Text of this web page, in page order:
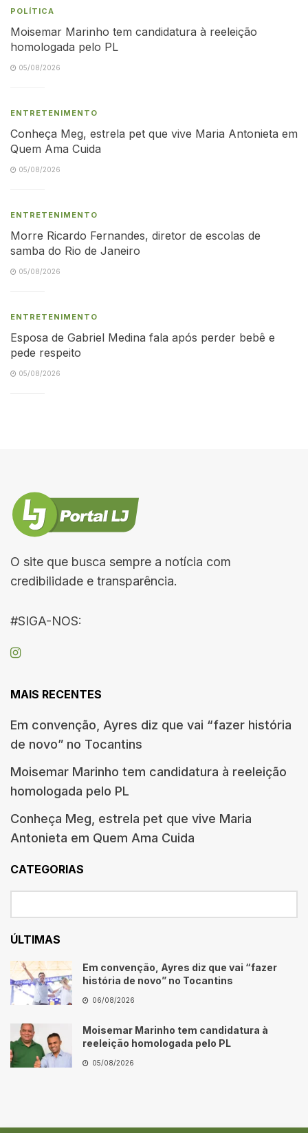
POLÍTICA
Moisemar Marinho tem candidatura à reeleição
homologada pelo PL
05/08/2026
ENTRETENIMENTO
Conheça Meg, estrela pet que vive Maria Antonieta em
Quem Ama Cuida
05/08/2026
ENTRETENIMENTO
Morre Ricardo Fernandes, diretor de escolas de
samba do Rio de Janeiro
05/08/2026
ENTRETENIMENTO
Esposa de Gabriel Medina fala após perder bebê e
pede respeito
05/08/2026
O site que busca sempre a notícia com
credibilidade e transparência.
#SIGA-NOS:
MAIS RECENTES
Em convenção, Ayres diz que vai “fazer história
de novo” no Tocantins
Moisemar Marinho tem candidatura à reeleição
homologada pelo PL
Conheça Meg, estrela pet que vive Maria
Antonieta em Quem Ama Cuida
CATEGORIAS
ÚLTIMAS
Em convenção, Ayres diz que vai “fazer
história de novo” no Tocantins
06/08/2026
Moisemar Marinho tem candidatura à
reeleição homologada pelo PL
05/08/2026